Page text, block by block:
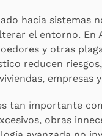
hacia sistemas
el entorno. En
y otras
reducen
empresas
tan importante
obras